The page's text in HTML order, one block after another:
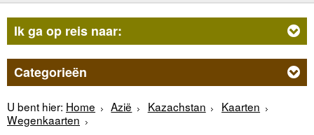
Ik ga op reis naar:
Categorieën
U bent hier: Home Azië Kazachstan
Kaarten
Wegenkaarten